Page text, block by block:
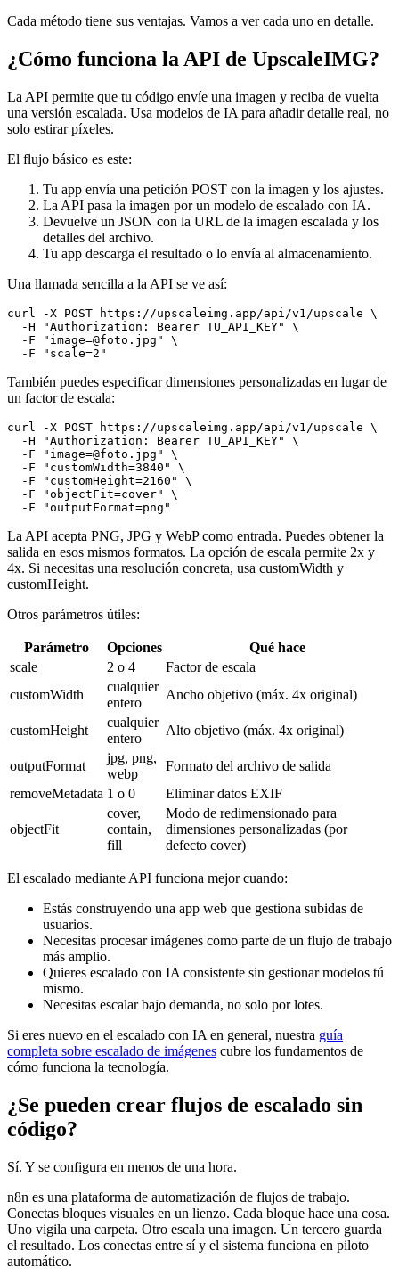
Cada método tiene sus ventajas. Vamos a ver cada uno en detalle.
¿Cómo funciona la API de UpscaleIMG?
La API permite que tu código envíe una imagen y reciba de vuelta
una versión escalada. Usa modelos de IA para añadir detalle real, no
solo estirar píxeles.
El flujo básico es este:
Tu app envía una petición POST con la imagen y los ajustes.
La API pasa la imagen por un modelo de escalado con IA.
Devuelve un JSON con la URL de la imagen escalada y los
detalles del archivo.
Tu app descarga el resultado o lo envía al almacenamiento.
Una llamada sencilla a la API se ve así:
curl -X POST https://upscaleimg.app/api/v1/upscale \
  -H "Authorization: Bearer TU_API_KEY" \
  -F "image=@foto.jpg" \
También puedes especificar dimensiones personalizadas en lugar de
un factor de escala:
curl -X POST https://upscaleimg.app/api/v1/upscale \
  -H "Authorization: Bearer TU_API_KEY" \
  -F "image=@foto.jpg" \
  -F "customWidth=3840" \
  -F "customHeight=2160" \
  -F "objectFit=cover" \
La API acepta PNG, JPG y WebP como entrada. Puedes obtener la
salida en esos mismos formatos. La opción de escala permite 2x y
4x. Si necesitas una resolución concreta, usa customWidth y
customHeight.
Otros parámetros útiles:
Parámetro Opciones
Qué hace
scale
2 o 4
Factor de escala
customWidth
cualquier
entero
Ancho objetivo (máx. 4x original)
customHeight
cualquier
entero
Alto objetivo (máx. 4x original)
outputFormat
jpg, png,
webp
Formato del archivo de salida
removeMetadata 1 o 0 Eliminar datos EXIF
objectFit
cover,
contain,
fill
Modo de redimensionado para
dimensiones personalizadas (por
defecto cover)
El escalado mediante API funciona mejor cuando:
Estás construyendo una app web que gestiona subidas de
usuarios.
Necesitas procesar imágenes como parte de un flujo de trabajo
más amplio.
Quieres escalado con IA consistente sin gestionar modelos tú
mismo.
Necesitas escalar bajo demanda, no solo por lotes.
Si eres nuevo en el escalado con IA en general, nuestra guía
completa sobre escalado de imágenes cubre los fundamentos de
cómo funciona la tecnología.
¿Se pueden crear flujos de escalado sin
código?
Sí. Y se configura en menos de una hora.
n8n es una plataforma de automatización de flujos de trabajo.
Conectas bloques visuales en un lienzo. Cada bloque hace una cosa.
Uno vigila una carpeta. Otro escala una imagen. Un tercero guarda
el resultado. Los conectas entre sí y el sistema funciona en piloto
automático.